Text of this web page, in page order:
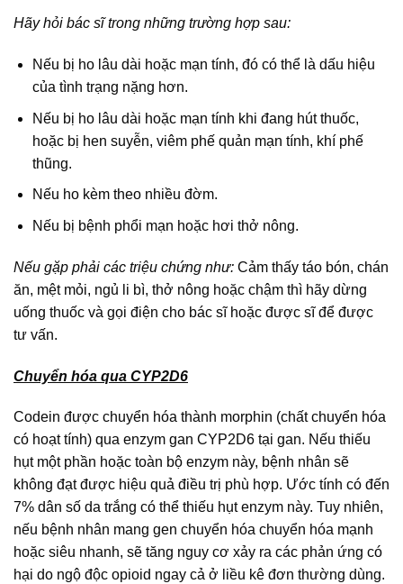
Hãy hỏi bác sĩ trong những trường hợp sau:
Nếu bị ho lâu dài hoặc mạn tính, đó có thể là dấu hiệu
của tình trạng nặng hơn.
Nếu bị ho lâu dài hoặc mạn tính khi đang hút thuốc,
hoặc bị hen suyễn, viêm phế quản mạn tính, khí phế
thũng.
Nếu ho kèm theo nhiều đờm.
Nếu bị bệnh phổi mạn hoặc hơi thở nông.
Nếu gặp phải các triệu chứng như: Cảm thấy táo bón, chán
ăn, mệt mỏi, ngủ li bì, thở nông hoặc chậm thì hãy dừng
uống thuốc và gọi điện cho bác sĩ hoặc được sĩ để được
tư vấn.
Chuyển hóa qua CYP2D6
Codein được chuyển hóa thành morphin (chất chuyển hóa
có hoạt tính) qua enzym gan CYP2D6 tại gan. Nếu thiếu
hụt một phần hoặc toàn bộ enzym này, bệnh nhân sẽ
không đạt được hiệu quả điều trị phù hợp. Ước tính có đến
7% dân số da trắng có thể thiếu hụt enzym này. Tuy nhiên,
nếu bệnh nhân mang gen chuyển hóa chuyển hóa mạnh
hoặc siêu nhanh, sẽ tăng nguy cơ xảy ra các phản ứng có
hại do ngộ độc opioid ngay cả ở liều kê đơn thường dùng.